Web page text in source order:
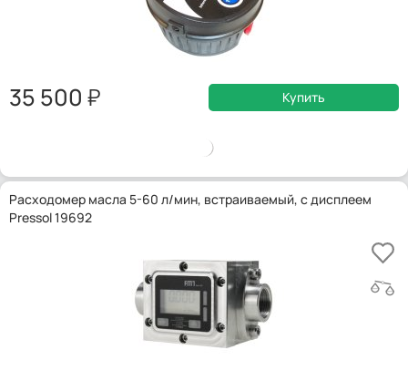
35 500 Купить
Расходомер масла 5-60 л/мин, встраиваемый, с дисплеем
Pressol 19692